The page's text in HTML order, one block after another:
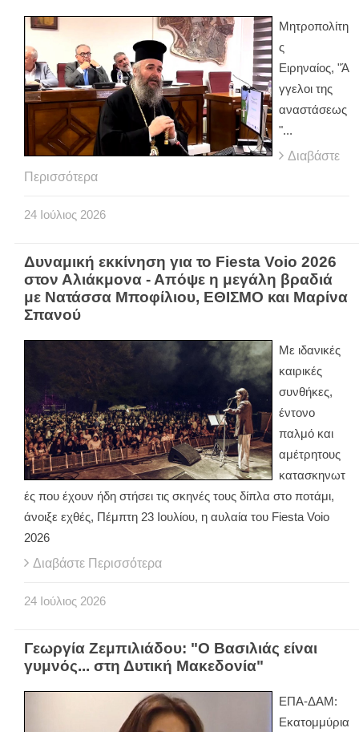
Μητροπολίτη
ς
Ειρηναίος, "Ά
γγελοι της
αναστάσεως
"...
Διαβάστε
Περισσότερα
24 Ιούλιος 2026
Δυναμική εκκίνηση για το Fiesta Voio 2026
στον Αλιάκμονα - Απόψε η μεγάλη βραδιά
με Νατάσσα Μποφίλιου, ΕΘΙΣΜΟ και Μαρίνα
Σπανού
Με ιδανικές
καιρικές
συνθήκες,
έντονο
παλμό και
αμέτρητους
κατασκηνωτ
ές που έχουν ήδη στήσει τις σκηνές τους δίπλα στο ποτάμι,
άνοιξε εχθές, Πέμπτη 23 Ιουλίου, η αυλαία του Fiesta Voio
2026
Διαβάστε Περισσότερα
24 Ιούλιος 2026
Γεωργία Ζεμπιλιάδου: "Ο Βασιλιάς είναι
γυμνός... στη Δυτική Μακεδονία"
ΕΠΑ-ΔΑΜ:
Εκατομμύρια